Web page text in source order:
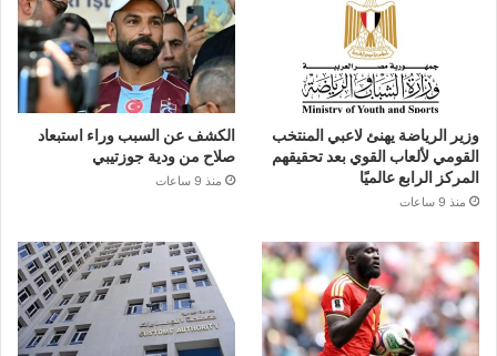
وزير الرياضة يهنئ لاعبي المنتخب
القومي لألعاب القوي بعد تحقيقهم
المركز الرابع عالميًا
منذ 9 ساعات
الكشف عن السبب وراء استبعاد
صلاح من ودية جوزتيبي
منذ 9 ساعات